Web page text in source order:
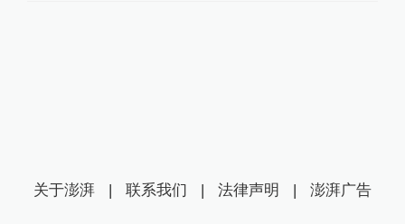
关于澎湃 | 联系我们 | 法律声明 | 澎湃广告